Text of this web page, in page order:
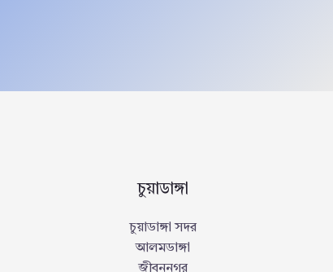
চুয়াডাঙ্গা
চুয়াডাঙ্গা সদর
আলমডাঙ্গা
জীবননগর